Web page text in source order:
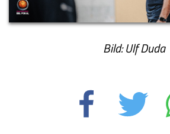
Bild: Ulf Duda